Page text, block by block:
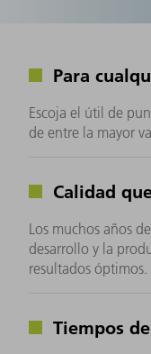
Para
Escoja el útil de
de entre la mayor
Calidad
Los muchos años
desarrollo y la
resultados óptimos.
Tiempos